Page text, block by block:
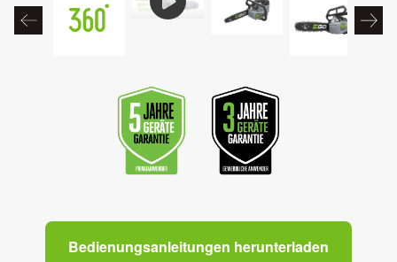
Bedienungsanleitungen herunterladen